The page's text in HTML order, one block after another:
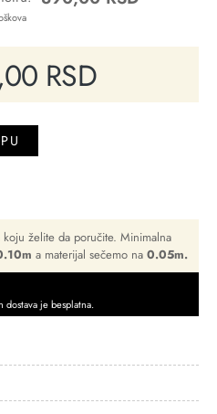
RSD
želite da poručite. Minimalna
a materijal sečemo na 0.05m.
je besplatna.